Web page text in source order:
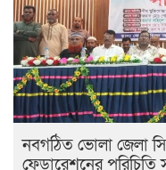
নবগঠিত ভোলা জেলা
ফেডারেশনের পরিচিতি